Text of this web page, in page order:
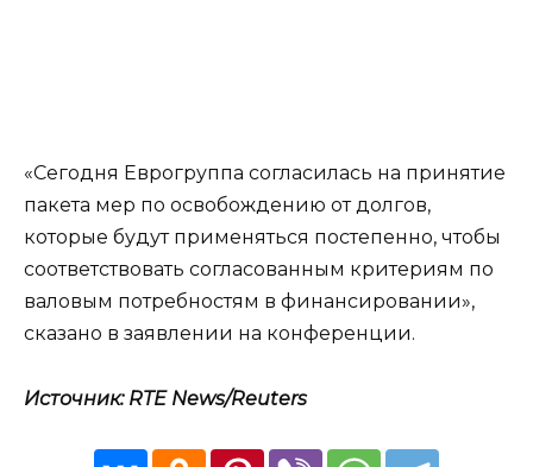
«Сегодня Еврогруппа согласилась на принятие
пакета мер по освобождению от долгов,
которые будут применяться постепенно, чтобы
соответствовать согласованным критериям по
валовым потребностям в финансировании»,
сказано в заявлении на конференции.
Источник: RTE News/Reuters